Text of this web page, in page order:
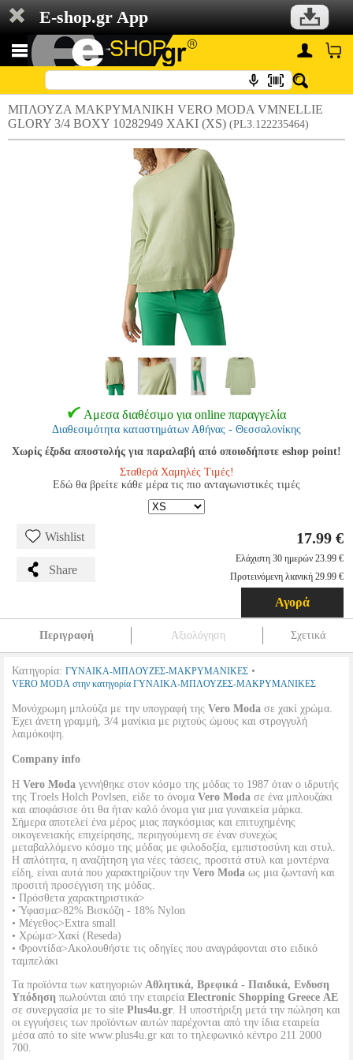
E-shop.gr App
ΜΠΛΟΥΖΑ ΜΑΚΡΥΜΑΝΙΚΗ VERO MODA VMNELLIE
GLORY 3/4 BOXY 10282949 ΧΑΚΙ (XS) (PL3.122235464)
Αμεσα διαθέσιμο για online παραγγελία
Διαθεσιμότητα καταστημάτων Αθήνας - Θεσσαλονίκης
Χωρίς έξοδα αποστολής για παραλαβή από οποιοδήποτε eshop point!
Σταθερά Χαμηλές Τιμές!
Εδώ θα βρείτε κάθε μέρα τις πιο ανταγωνιστικές τιμές
Wishlist
Share
17.99 €
Ελάχιστη 30 ημερών 23.99 €
Προτεινόμενη λιανική 29.99 €
Αγορά
Περιγραφή Αξιολόγηση Σχετικά
Κατηγορία: ΓΥΝΑΙΚΑ-ΜΠΛΟΥΖΕΣ-ΜΑΚΡΥΜΑΝΙΚΕΣ •
VERO MODA στην κατηγορία ΓΥΝΑΙΚΑ-ΜΠΛΟΥΖΕΣ-ΜΑΚΡΥΜΑΝΙΚΕΣ
Μονόχρωμη μπλούζα με την υπογραφή της Vero Moda σε χακί χρώμα.
Έχει άνετη γραμμή, 3/4 μανίκια με ριχτούς ώμους και στρογγυλή
λαιμόκοψη.
Company info
Η Vero Moda γεννήθηκε στον κόσμο της μόδας το 1987 όταν ο ιδρυτής
της Troels Holch Povlsen, είδε το όνομα Vero Moda σε ένα μπλουζάκι
και αποφάσισε ότι θα ήταν καλό όνομα για μια γυναικεία μάρκα.
Σήμερα αποτελεί ένα μέρος μιας παγκόσμιας και επιτυχημένης
οικογενειακής επιχείρησης, περιηγούμενη σε έναν συνεχώς
μεταβαλλόμενο κόσμο της μόδας με φιλοδοξία, εμπιστοσύνη και στυλ.
Η απλότητα, η αναζήτηση για νέες τάσεις, προσιτά στυλ και μοντέρνα
είδη, είναι αυτά που χαρακτηρίζουν την Vero Moda ως μια ζωντανή και
προσιτή προσέγγιση της μόδας.
• Πρόσθετα χαρακτηριστικά>
• Ύφασμα>82% Βισκόζη - 18% Nylon
• Μέγεθος>Extra small
• Χρώμα>Χακί (Reseda)
• Φροντίδα>Ακολουθήστε τις οδηγίες που αναγράφονται στο ειδικό
ταμπελάκι
Τα προϊόντα των κατηγοριών Αθλητικά, Βρεφικά - Παιδικά, Ενδυση
Υπόδηση πωλούνται από την εταιρεία Electronic Shopping Greece ΑΕ
σε συνεργασία με το site Plus4u.gr. Η υποστήριξη μετά την πώληση και
οι εγγυήσεις των προϊόντων αυτών παρέχονται από την ίδια εταιρεία
μέσα από το site www.plus4u.gr και το τηλεφωνικό κέντρο 211 2000
700.